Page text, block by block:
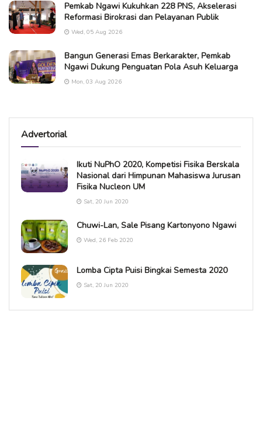
Pemkab Ngawi Kukuhkan 228 PNS, Akselerasi
Reformasi Birokrasi dan Pelayanan Publik
Wed, 05 Aug 2026
Bangun Generasi Emas Berkarakter, Pemkab
Ngawi Dukung Penguatan Pola Asuh Keluarga
Mon, 03 Aug 2026
Advertorial
Ikuti NuPhO 2020, Kompetisi Fisika Berskala
Nasional dari Himpunan Mahasiswa Jurusan
Fisika Nucleon UM
Sat, 20 Jun 2020
Chuwi-Lan, Sale Pisang Kartonyono Ngawi
Wed, 26 Feb 2020
Lomba Cipta Puisi Bingkai Semesta 2020
Sat, 20 Jun 2020